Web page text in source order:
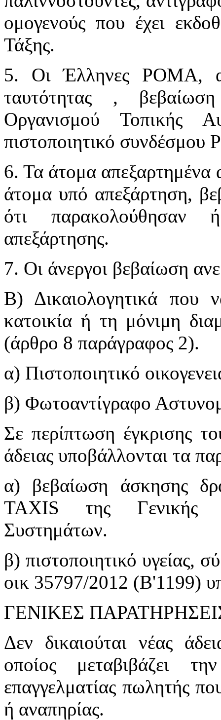
ομογενούς που έχει
Τάξης.
5. Οι Έλληνες ΡΟΜΑ,
ταυτότητας ,
Οργανισμού Τοπικής
πιστοποιητικό
6. Τα άτομα απεξαρτημένα
άτομα υπό απεξάρτηση,
ότι παρακολούθησαν
απεξάρτησης.
7. Οι άνεργοι βεβαίωση
Β) Δικαιολογητικά που
κατοικία ή τη μόνιμη
(άρθρο 8 παράγραφος 2).
α) Πιστοποιητικό
β) Φωτοαντίγραφο
Σε περίπτωση έγκρισης
άδειας υποβάλλονται τα
α) βεβαίωση άσκησης
TAXIS της Γενικής
Συστημάτων.
β) πιστοποιητικό
οικ 35797/2012 (Β'1199)
ΓΕΝΙΚΕΣ
Δεν δικαιούται νέας
οποίος μεταβιβάζει
επαγγελματίας πωλητής
ή αναπηρίας.